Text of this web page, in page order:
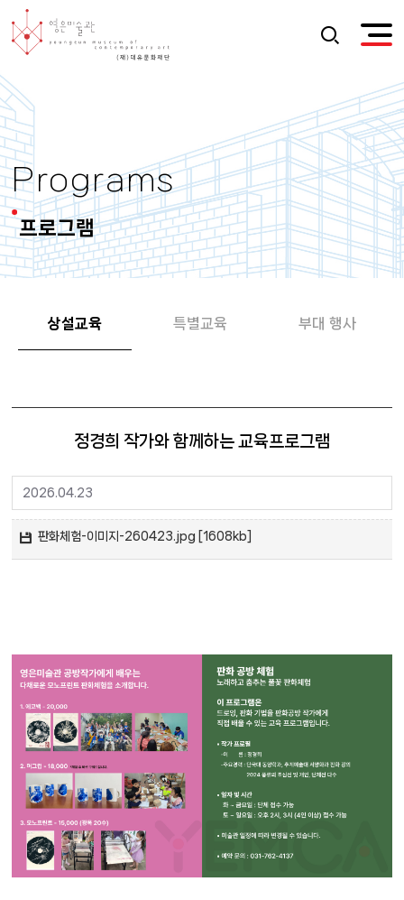
Programs
프로그램
상설교육 특별교육 부대 행사
정경희 작가와 함께하는 교육프로그램
2026.04.23
판화체험-이미지-260423.jpg [1608kb]